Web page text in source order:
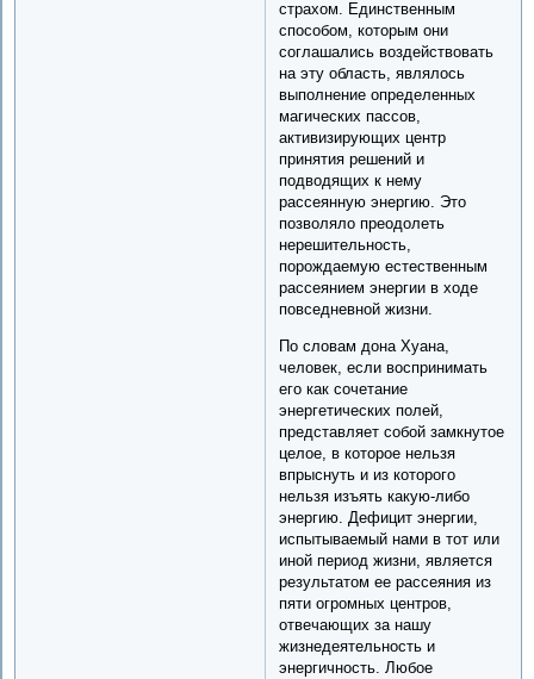
страхом. Единственным
способом, которым они
соглашались воздействовать
на эту область, являлось
выполнение определенных
магических пассов,
активизирующих центр
принятия решений и
подводящих к нему
рассеянную энергию. Это
позволяло преодолеть
нерешительность,
порождаемую естественным
рассеянием энергии в ходе
повседневной жизни.
По словам дона Хуана,
человек, если воспринимать
его как сочетание
энергетических полей,
представляет собой замкнутое
целое, в которое нельзя
впрыснуть и из которого
нельзя изъять какую-либо
энергию. Дефицит энергии,
испытываемый нами в тот или
иной период жизни, является
результатом ее рассеяния из
пяти огромных центров,
отвечающих за нашу
жизнедеятельность и
энергичность. Любое